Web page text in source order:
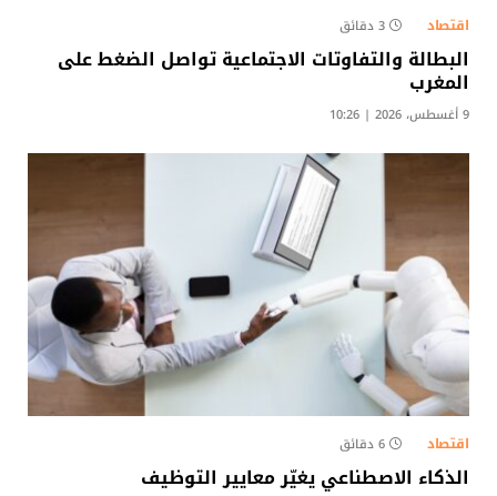
اقتصاد 3 دقائق
البطالة والتفاوتات الاجتماعية تواصل الضغط على
المغرب
9 أغسطس، 2026 | 10:26
اقتصاد 6 دقائق
الذكاء الاصطناعي يغيّر معايير التوظيف